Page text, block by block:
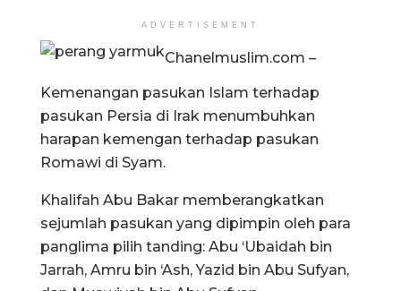
ADVERTISEMENT
Chanelmuslim.com –
Kemenangan pasukan Islam terhadap
pasukan Persia di Irak menumbuhkan
harapan kemengan terhadap pasukan
Romawi di Syam.
Khalifah Abu Bakar memberangkatkan
sejumlah pasukan yang dipimpin oleh para
panglima pilih tanding: Abu ‘Ubaidah bin
Jarrah, Amru bin ‘Ash, Yazid bin Abu Sufyan,